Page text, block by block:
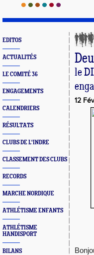
EDITOS
ACTUALITÉS
LE COMITÉ 36
ENGAGEMENTS
CALENDRIERS
RÉSULTATS
CLUBS DE L'INDRE
CLASSEMENT DES CLUBS
RECORDS
MARCHE NORDIQUE
ATHLÉTISME ENFANTS
ATHLÉTISME
HANDISPORT
BILANS
le
12